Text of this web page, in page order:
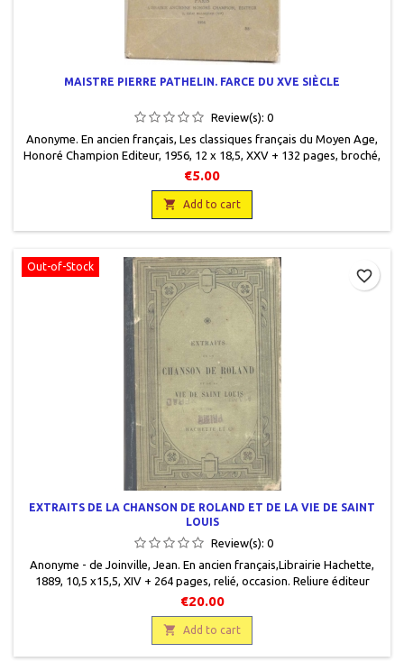
MAISTRE PIERRE PATHELIN. FARCE DU XVE SIÈCLE
Review(s): 0
Anonyme. En ancien français, Les classiques français du Moyen Age,
Honoré Champion Editeur, 1956, 12 x 18,5, XXV + 132 pages, broché,
occasion.Correct. Protégé par un papier cristal.
€5.00
 Add to cart
Out-of-Stock
EXTRAITS DE LA CHANSON DE ROLAND ET DE LA VIE DE SAINT
LOUIS
Review(s): 0
Anonyme - de Joinville, Jean. En ancien français,Librairie Hachette,
1889, 10,5 x15,5, XIV + 264 pages, relié, occasion. Reliure éditeur
demi percaline verte correcte. Plats cartonnés beige avec motifs
décoratifs art déco frottés sur les bords avec un tampon sur le plat
recto. Papier intérieur jauni.
€20.00
 Add to cart
favorite_border